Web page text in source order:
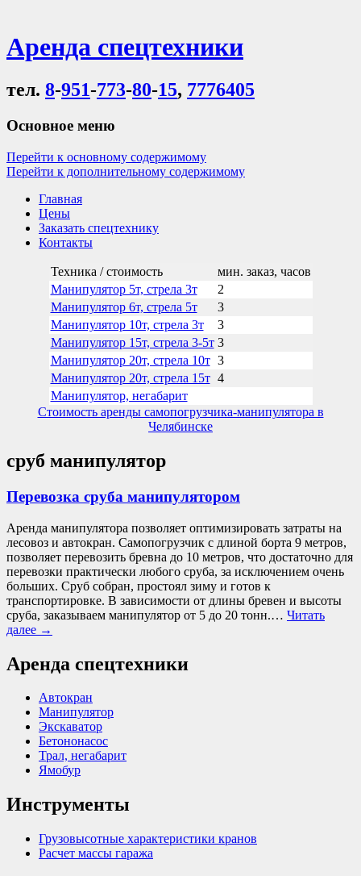
Аренда спецтехники
тел. 8-951-773-80-15, 7776405
Основное меню
Перейти к основному содержимому
Перейти к дополнительному содержимому
Главная
Цены
Заказать спецтехнику
Контакты
Техника / стоимость
мин. заказ, часов
Манипулятор 5т, стрела 3т
2
Манипулятор 6т, стрела 5т
3
Манипулятор 10т, стрела 3т
3
Манипулятор 15т, стрела 3-5т 3
Манипулятор 20т, стрела 10т 3
Манипулятор 20т, стрела 15т 4
Манипулятор, негабарит
Стоимость аренды самопогрузчика-манипулятора в
Челябинске
сруб манипулятор
Перевозка сруба манипулятором
Аренда манипулятора позволяет оптимизировать затраты на
лесовоз и автокран. Самопогрузчик с длиной борта 9 метров,
позволяет перевозить бревна до 10 метров, что достаточно для
перевозки практически любого сруба, за исключением очень
больших. Сруб собран, простоял зиму и готов к
транспортировке. В зависимости от длины бревен и высоты
сруба, заказываем манипулятор от 5 до 20 тонн.… Читать
далее →
Аренда спецтехники
Автокран
Манипулятор
Экскаватор
Бетононасос
Трал, негабарит
Ямобур
Инструменты
Грузовысотные характеристики кранов
Расчет массы гаража